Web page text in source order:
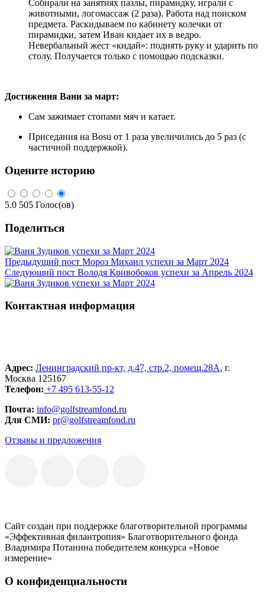
Собирали на занятиях пазлы, пирамидку, играли с
животными, логомассаж (2 раза). Работа над поиском
предмета. Раскидываем по кабинету колечки от
пирамидки, затем Иван кидает их в ведро.
Невербальный жест «кидай»: поднять руку и ударить по
столу. Получается только с помощью подсказки.
Достижения Вани за март:
Сам зажимает стопами мяч и катает.
Приседания на Bosu от 1 раза увеличились до 5 раз (с
частичной поддержкой).
Оцените историю
5.0 505 Голос(ов)
Поделиться
Предыдущий пост Мороз Михаил успехи за Март 2024
Следующий пост Володя Кривобоков успехи за Апрель 2024
Контактная информация
Адрес: Ленинградский пр-кт, д.47, стр.2, помещ.28А, г.
Москва 125167
Телефон: +7 495 613-55-12
Почта: info@golfstreamfond.ru
Для СМИ: pr@golfstreamfond.ru
Отзывы и предложения
Сайт создан при поддержке благотворительной программы
«Эффективная филантропия» Благотворительного фонда
Владимира Потанина победителем конкурса «Новое
измерение»
О конфиденциальности